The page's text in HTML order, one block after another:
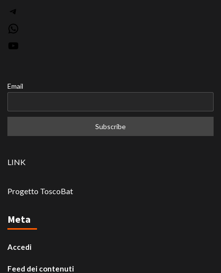
Email
LINK
Progetto ToscoBat
Meta
Accedi
Feed dei contenuti